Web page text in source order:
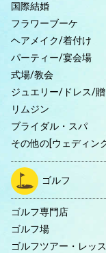
国際結婚
フラワーブーケ
ヘアメイク/着付け
パーティー/宴会場
式場/教会
ジュエリー/ドレス/
リムジン
ブライダル・スパ
その他の[ウェディン
ゴルフ
ゴルフ専門店
ゴルフ場
ゴルフツアー・レッ